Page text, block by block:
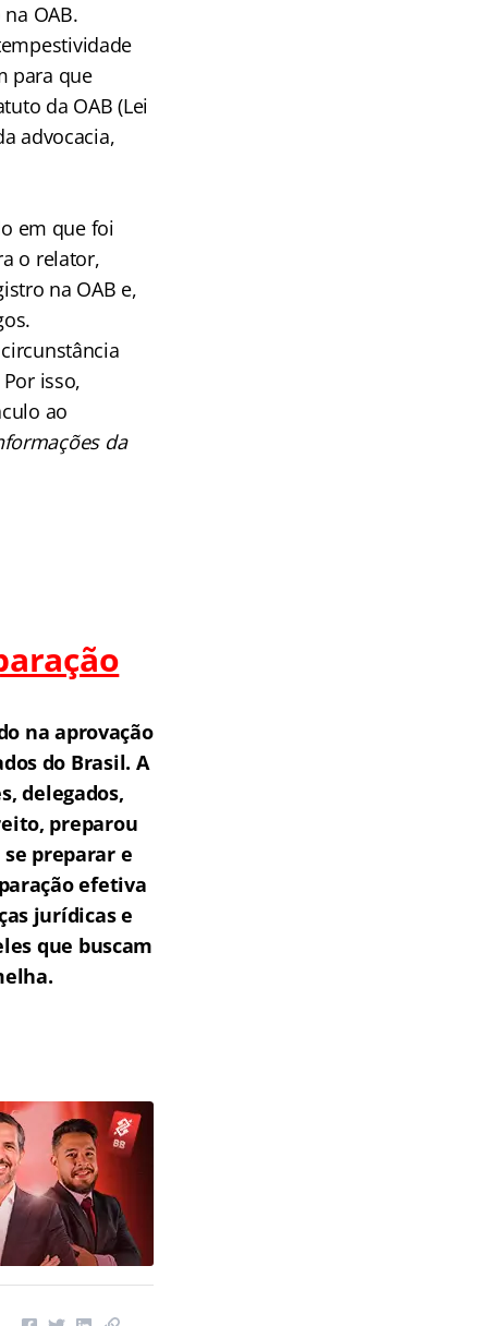
OAB.
para que
da OAB (Lei
advocacia,
em que foi
o relator,
na OAB e,
isso,
ao
da
na aprovação
do Brasil. A
delegados,
preparou
preparar e
efetiva
jurídicas e
que buscam